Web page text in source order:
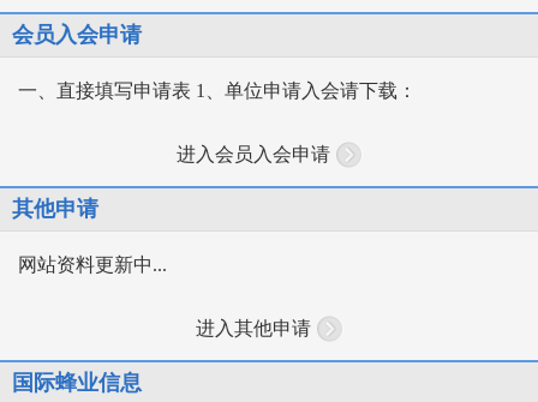
会员入会申请
一、直接填写申请表 1、单位申请入会请下载：
进入会员入会申请
其他申请
网站资料更新中...
进入其他申请
国际蜂业信息